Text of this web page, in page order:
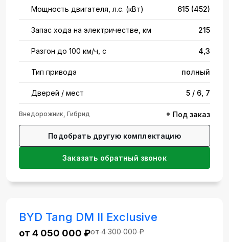
Мощность двигателя, л.с. (кВт) 615 (452)
Запас хода на электричестве, км 215
Разгон до 100 км/ч, с 4,3
Тип привода полный
Дверей / мест 5 / 6, 7
Внедорожник, Гибрид Под заказ
Подобрать другую комплектацию
Заказать обратный звонок
BYD Tang DM II Exclusive
от 4 050 000 ₽от 4 300 000 ₽